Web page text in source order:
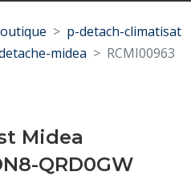
p-detach-climatisat
midea
RCMI00963
Midea
QRD0GW